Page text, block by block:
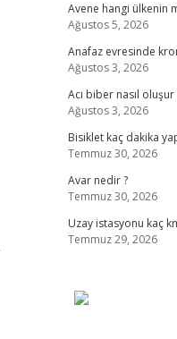
Avene hangi ülkenin
Ağustos 5, 2026
Anafaz evresinde
Ağustos 3, 2026
Acı biber nasıl oluşur
Ağustos 3, 2026
Bisiklet kaç dakika
Temmuz 30, 2026
Avar nedir ?
Temmuz 30, 2026
Uzay istasyonu kaç
Temmuz 29, 2026